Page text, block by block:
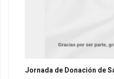
Jornada de Donación de